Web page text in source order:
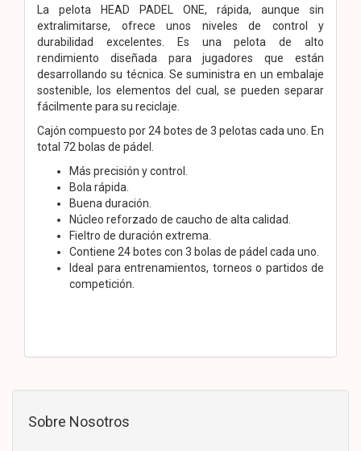
La pelota HEAD PADEL ONE, rápida, aunque sin
extralimitarse, ofrece unos niveles de control y
durabilidad excelentes. Es una pelota de alto
rendimiento diseñada para jugadores que están
desarrollando su técnica. Se suministra en un embalaje
sostenible, los elementos del cual, se pueden separar
fácilmente para su reciclaje.
Cajón compuesto por 24 botes de 3 pelotas cada uno. En
total 72 bolas de pádel.
Más precisión y control.
Bola rápida.
Buena duración.
Núcleo reforzado de caucho de alta calidad.
Fieltro de duración extrema.
Contiene 24 botes con 3 bolas de pádel cada uno.
Ideal para entrenamientos, torneos o partidos de
competición.
Sobre Nosotros